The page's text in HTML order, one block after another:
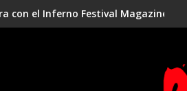
con el Inferno Festival Magazine 2025